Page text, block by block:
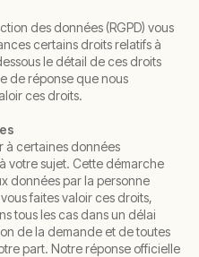
des données (RGPD) vous
certains droits relatifs à
le détail de ces droits
de réponse que nous
ces droits.
à certaines données
votre sujet. Cette démarche
données par la personne
faites valoir ces droits,
tous les cas dans un délai
de la demande et de toutes
part. Notre réponse officielle